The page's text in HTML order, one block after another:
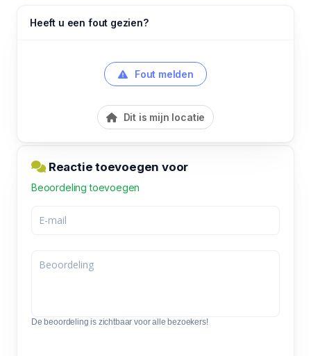
Heeft u een fout gezien?
Fout melden
Dit is mijn locatie
Reactie toevoegen voor
Beoordeling toevoegen
De beoordeling is zichtbaar voor alle bezoekers!